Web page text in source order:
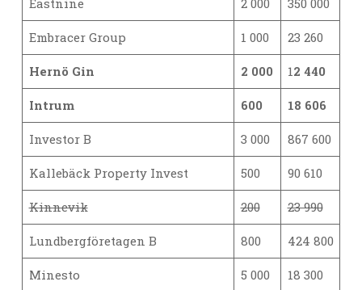
Eastnine 2 000 350 000
Embracer Group 1 000 23 260
Hernö Gin 2 000 12 440
Intrum 600 18 606
Investor B 3 000 867 600
Kallebäck Property Invest 500 90 610
Kinnevik 200 23 990
Lundbergföretagen B 800 424 800
Minesto 5 000 18 300